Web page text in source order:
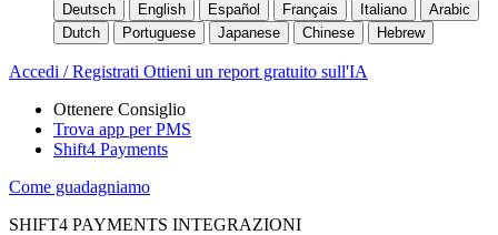
Deutsch
English Español Français Italiano
Arabic
Dutch
Portuguese Japanese Chinese Hebrew
Accedi / Registrati Ottieni un report gratuito sull'IA
Ottenere Consiglio
Trova app per PMS
Shift4 Payments
Come guadagniamo
SHIFT4 PAYMENTS INTEGRAZIONI